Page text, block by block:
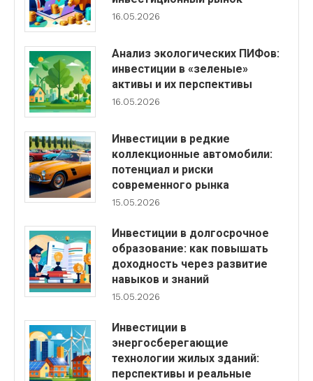
16.05.2026
Анализ экологических ПИФов:
инвестиции в «зеленые»
активы и их перспективы
16.05.2026
Инвестиции в редкие
коллекционные автомобили:
потенциал и риски
современного рынка
15.05.2026
Инвестиции в долгосрочное
образование: как повышать
доходность через развитие
навыков и знаний
15.05.2026
Инвестиции в
энергосберегающие
технологии жилых зданий:
перспективы и реальные